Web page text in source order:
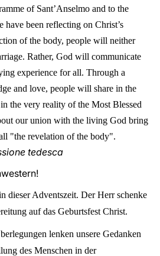
of Sant’Anselmo and to the
have been reflecting on Christ’s
of the body, people will neither
Rather, God will communicate
experience for all. Through a
and love, people will share in the
the very reality of the Most Blessed
our union with the living God bring
"the revelation of the body".
tedesca
dieser Adventszeit. Der Herr schenke
auf das Geburtsfest Christ.
lenken unsere Gedanken
des Menschen in der